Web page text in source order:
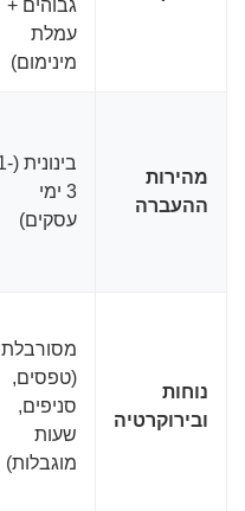
גבוהים +
עמלת
מינימום)
מהירות
ההעברה
3 ימי
עסקים)
נוחות
ובירוקרטיה
מסורבלת
(טפסים,
סניפים,
שעות
מוגבלות)